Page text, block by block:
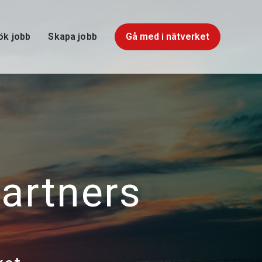
jobb Skapa jobb Gå med i nätverket